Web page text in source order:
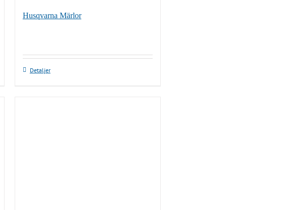
Husqvarna Märlor
Detaljer